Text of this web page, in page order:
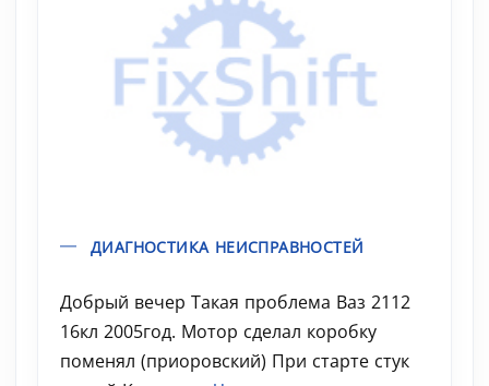
ДИАГНОСТИКА НЕИСПРАВНОСТЕЙ
Добрый вечер Такая проблема Ваз 2112
16кл 2005год. Мотор сделал коробку
поменял (приоровский) При старте стук